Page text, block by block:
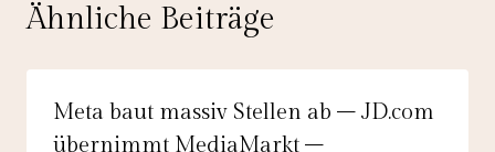
Ähnliche Beiträge
Meta baut massiv Stellen ab – JD.com
übernimmt MediaMarkt –